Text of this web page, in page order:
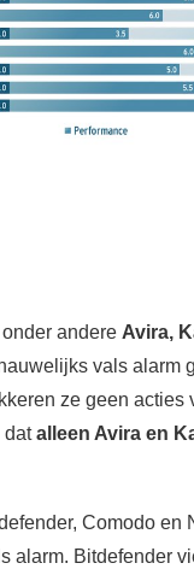
andere Avira,
vals alarm
ze geen acties
datalleen Avira en
Comodo
alarm. Bitdefender